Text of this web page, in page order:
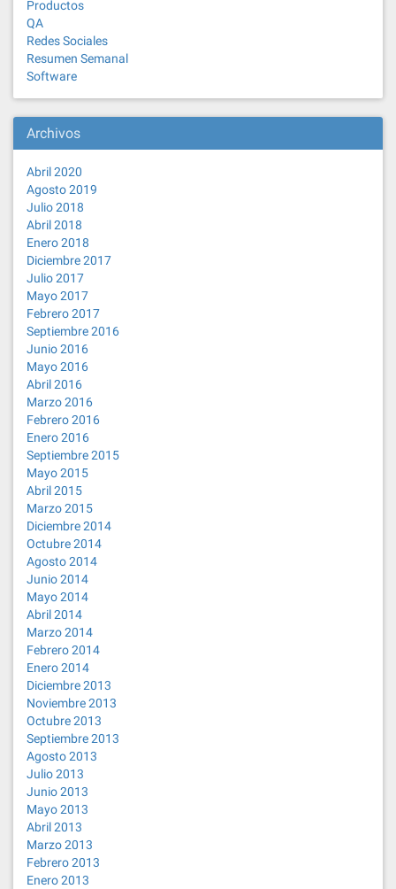
Productos
QA
Redes Sociales
Resumen Semanal
Software
Archivos
Abril 2020
Agosto 2019
Julio 2018
Abril 2018
Enero 2018
Diciembre 2017
Julio 2017
Mayo 2017
Febrero 2017
Septiembre 2016
Junio 2016
Mayo 2016
Abril 2016
Marzo 2016
Febrero 2016
Enero 2016
Septiembre 2015
Mayo 2015
Abril 2015
Marzo 2015
Diciembre 2014
Octubre 2014
Agosto 2014
Junio 2014
Mayo 2014
Abril 2014
Marzo 2014
Febrero 2014
Enero 2014
Diciembre 2013
Noviembre 2013
Octubre 2013
Septiembre 2013
Agosto 2013
Julio 2013
Junio 2013
Mayo 2013
Abril 2013
Marzo 2013
Febrero 2013
Enero 2013